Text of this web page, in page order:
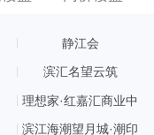
静江会
滨汇名望云筑
理想家·红嘉汇商业中
滨江海潮望月城·潮印